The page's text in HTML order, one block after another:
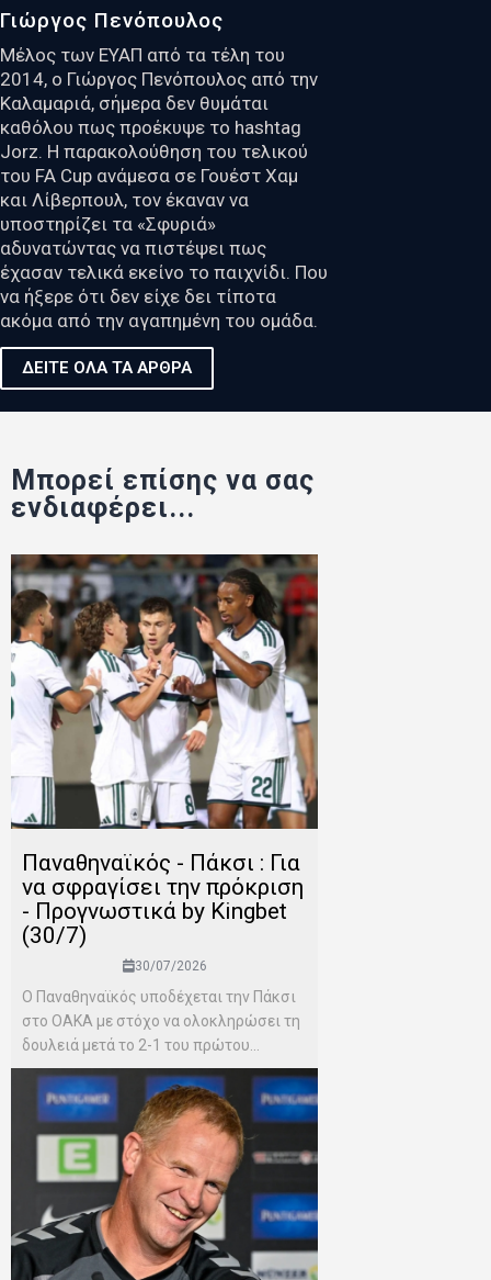
Γιώργος Πενόπουλος
Μέλος των ΕΥΑΠ από τα τέλη του
2014, ο Γιώργος Πενόπουλος από την
Καλαμαριά, σήμερα δεν θυμάται
καθόλου πως προέκυψε το hashtag
Jorz. Η παρακολούθηση του τελικού
του FA Cup ανάμεσα σε Γουέστ Χαμ
και Λίβερπουλ, τον έκαναν να
υποστηρίζει τα «Σφυριά»
αδυνατώντας να πιστέψει πως
έχασαν τελικά εκείνο το παιχνίδι. Που
να ήξερε ότι δεν είχε δει τίποτα
ακόμα από την αγαπημένη του ομάδα.
ΔΕΙΤΕ ΟΛΑ ΤΑ ΑΡΘΡΑ
Μπορεί επίσης να σας
ενδιαφέρει...
Παναθηναϊκός - Πάκσι : Για
να σφραγίσει την πρόκριση
- Προγνωστικά by Kingbet
(30/7)
30/07/2026
Ο Παναθηναϊκός υποδέχεται την Πάκσι
στο ΟΑΚΑ με στόχο να ολοκληρώσει τη
δουλειά μετά το 2-1 του πρώτου...